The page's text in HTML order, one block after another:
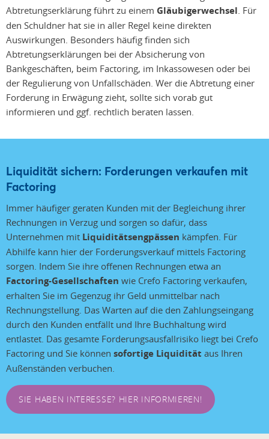
Abtretungserklärung führt zu einem Gläubigerwechsel . Für
den Schuldner hat sie in aller Regel keine direkten
Auswirkungen. Besonders häufig finden sich
Abtretungserklärungen bei der Absicherung von
Bankgeschäften, beim Factoring, im Inkassowesen oder bei
der Regulierung von Unfallschäden. Wer die Abtretung einer
Forderung in Erwägung zieht, sollte sich vorab gut
informieren und ggf. rechtlich beraten lassen.
Liquidität sichern: Forderungen verkaufen mit
Factoring
Immer häufiger geraten Kunden mit der Begleichung ihrer
Rechnungen in Verzug und sorgen so dafür, dass
Unternehmen mit Liquiditätsengpässen kämpfen. Für
Abhilfe kann hier der Forderungsverkauf mittels Factoring
sorgen. Indem Sie ihre offenen Rechnungen etwa an
Factoring-Gesellschaften wie Crefo Factoring verkaufen,
erhalten Sie im Gegenzug ihr Geld unmittelbar nach
Rechnungstellung. Das Warten auf die den Zahlungseingang
durch den Kunden entfällt und Ihre Buchhaltung wird
entlastet. Das gesamte Forderungsausfallrisiko liegt bei Crefo
Factoring und Sie können sofortige Liquidität aus Ihren
Außenständen verbuchen.
SIE HABEN INTERESSE? HIER INFORMIEREN!